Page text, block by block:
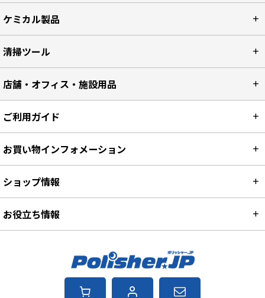
ケミカル製品
清掃ツール
店舗・オフィス・施設用品
ご利用ガイド
お買い物インフォメーション
ショップ情報
お役立ち情報